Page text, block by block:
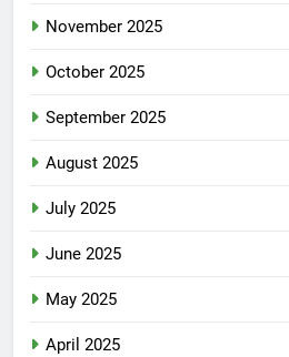
November 2025
October 2025
September 2025
August 2025
July 2025
June 2025
May 2025
April 2025